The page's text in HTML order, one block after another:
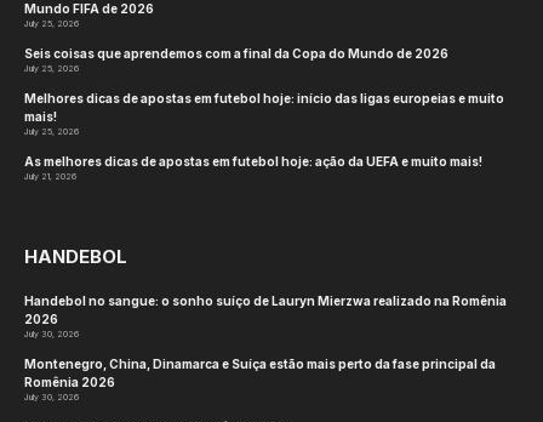
Mundo FIFA de 2026
July 25, 2026
Seis coisas que aprendemos com a final da Copa do Mundo de 2026
July 25, 2026
Melhores dicas de apostas em futebol hoje: início das ligas europeias e muito
mais!
July 25, 2026
As melhores dicas de apostas em futebol hoje: ação da UEFA e muito mais!
July 21, 2026
HANDEBOL
Handebol no sangue: o sonho suíço de Lauryn Mierzwa realizado na Romênia
2026
July 30, 2026
Montenegro, China, Dinamarca e Suíça estão mais perto da fase principal da
Romênia 2026
July 30, 2026